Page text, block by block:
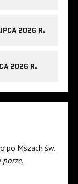
2026 R.
2026 R.
po Mszach św.
porze.